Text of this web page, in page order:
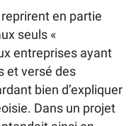
en partie
seuls «
entreprises ayant
et versé des
bien d’expliquer
Dans un projet